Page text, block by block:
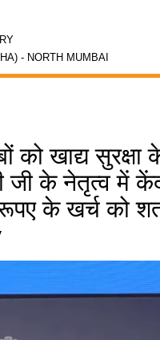
- NORTH MUMBAI
को खाद्य
जी के नेतृत्व में
के खर्च को